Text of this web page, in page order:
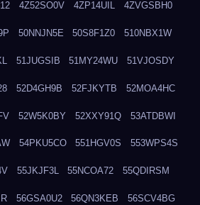
4Z52SO0V 4ZP14UIL 4ZVGSBH0
50NNJN5E 50S8F1Z0 510NBX1W
51JUGSIB 51MY24WU 51VJOSDY
52D4GH9B 52FJKYTB 52MOA4HC
52W5K0BY 52XXY91Q 53ATDBWI
54PKU5CO 551HGV0S 553WPS4S
55JKJF3L 55NCOA72 55QDIRSM
56GSA0U2 56QN3KEB 56SCV4BG